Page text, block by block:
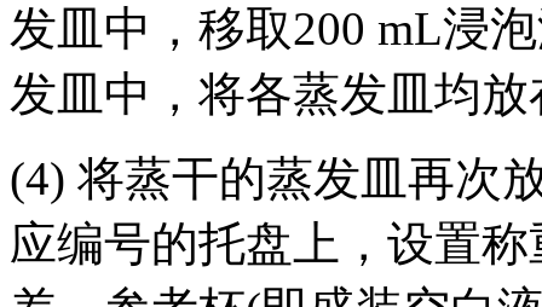
发皿中，移取200 mL浸
发皿中，将各蒸发皿均
(4) 将蒸干的蒸发皿再次
应编号的托盘上，设置